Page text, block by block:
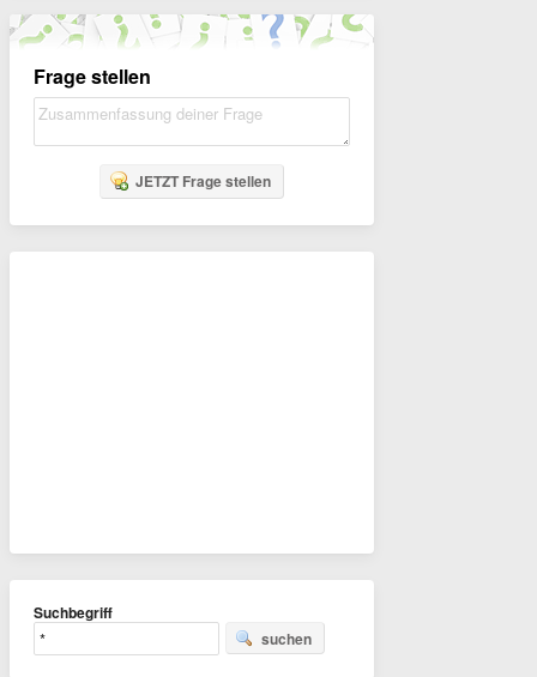
Frage stellen
JETZT Frage stellen
Suchbegriff
suchen